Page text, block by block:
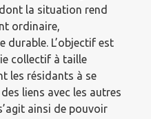
la situation rend
ordinaire,
durable. L’objectif est
collectif à taille
les résidants à se
liens avec les autres
ainsi de pouvoir